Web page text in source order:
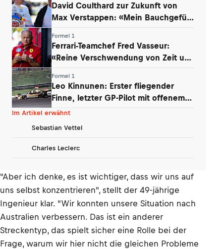
David Coulthard zur Zukunft von
Max Verstappen: «Mein Bauchgefühl
Formel 1
Ferrari-Teamchef Fred Vasseur:
«Reine Verschwendung von Zeit und
Formel 1
Leo Kinnunen: Erster fliegender
Finne, letzter GP-Pilot mit offenem
Helm
Im Artikel erwähnt
Sebastian Vettel
Charles Leclerc
"Aber ich denke, es ist wichtiger, dass wir uns auf
uns selbst konzentrieren", stellt der 49-jährige
Ingenieur klar. "Wir konnten unsere Situation nach
Australien verbessern. Das ist ein anderer
Streckentyp, das spielt sicher eine Rolle bei der
Frage, warum wir hier nicht die gleichen Probleme